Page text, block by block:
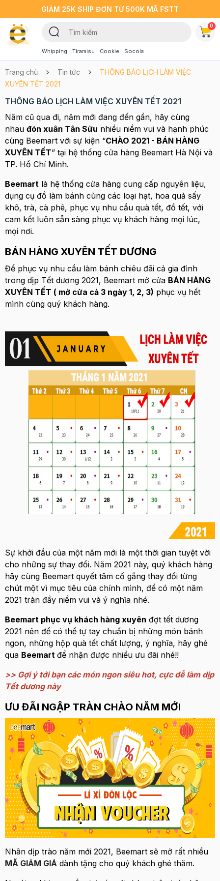
GIẢM 25K SHIP ĐƠN TỪ 500K MÃ FSTT
Whipping Tiramisu Cookie Socola
0
Trang chủ Tin tức
THÔNG BÁO LỊCH LÀM VIỆC
XUYÊN TẾT 2021
THÔNG BÁO LỊCH LÀM VIỆC XUYÊN TẾT 2021
Năm cũ qua đi, năm mới đang đến gần, hãy cùng
nhau đón xuân Tân Sửu nhiều niềm vui và hạnh phúc
cùng Beemart với sự kiện “CHÀO 2021 - BÁN HÀNG
XUYÊN TẾT” tại hệ thống cửa hàng Beemart Hà Nội và
TP. Hồ Chí Minh.
Beemart là hệ thống cửa hàng cung cấp nguyên liệu,
dụng cụ đồ làm bánh cùng các loại hạt, hoa quả sấy
khô, trà, cà phê, phục vụ nhu cầu quà tết, đồ tết, với
cam kết luôn sẵn sàng phục vụ khách hàng mọi lúc,
mọi nơi.
BÁN HÀNG XUYÊN TẾT DƯƠNG
Để phục vụ nhu cầu làm bánh chiêu đãi cả gia đình
trong dịp Tết dương 2021, Beemart mở cửa BÁN HÀNG
XUYÊN TẾT ( mở cửa cả 3 ngày 1, 2, 3) phục vụ hết
mình cùng quý khách hàng.
Sự khởi đầu của một năm mới là một thời gian tuyệt vời
cho những sự thay đổi. Năm 2021 này, quý khách hàng
hãy cùng Beemart quyết tâm cố gắng thay đổi từng
chút một vì mục tiêu của chính mình, để có một năm
2021 tràn đầy niềm vui và ý nghĩa nhé.
Beemart phục vụ khách hàng xuyên đợt tết dương
2021 nên để có thể tự tay chuẩn bị những món bánh
ngon, những hộp quà tết chất lượng, ý nghĩa, hãy ghé
qua Beemart để nhận được nhiều ưu đãi nhé!!
>> Gợi ý tới bạn các món ngon siêu hot, cực dễ làm dịp
Tết dương này
ƯU ĐÃI NGẬP TRÀN CHÀO NĂM MỚI
Nhân dịp trào năm mới 2021, Beemart sẽ mở rất nhiều
MÃ GIẢM GIÁ dành tặng cho quý khách ghé thăm.